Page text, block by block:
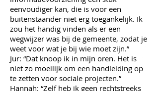
eenvoudiger kan, die is voor een
buitenstaander niet erg toegankelijk. Ik
zou het handig vinden als er een
wegwijzer was bij de gemeente, zodat je
weet voor wat je bij wie moet zijn.”
Jur: “Dat knoop ik in mijn oren. Het is
niet zo moeilijk om een handleiding op
te zetten voor sociale projecten.”
Hannah: “Zelf heb ik geen rechtstreeks